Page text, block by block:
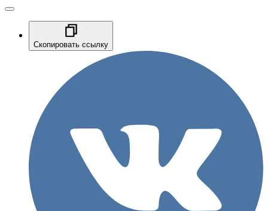
Скопировать ссылку